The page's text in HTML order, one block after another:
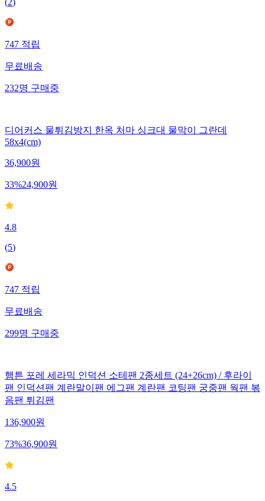
(2)
747적립
무료배송
232명구매중
디어커스 물튀김방지 한옥 처마 싱크대 물막이 그란데
58x4(cm)
36,900원
33%24,900원
4.8
(5)
747적립
무료배송
299명구매중
햄튼 포레 세라믹 인덕션 소테팬 2종세트 (24+26cm) / 후라이
팬 인덕션팬 계란말이팬 에그팬 계란팬 코팅팬 궁중팬 웍팬 볶
음팬 튀김팬
136,900원
73%36,900원
4.5